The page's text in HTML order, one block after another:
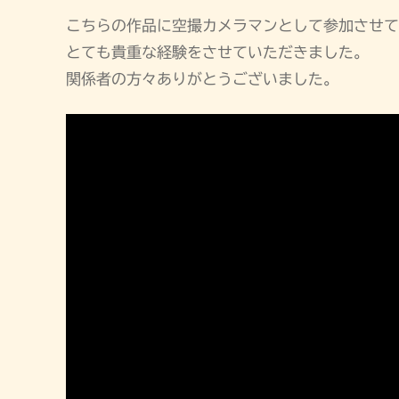
こちらの作品に空撮カメラマンとして参加させ
とても貴重な経験をさせていただきました。
関係者の方々ありがとうございました。